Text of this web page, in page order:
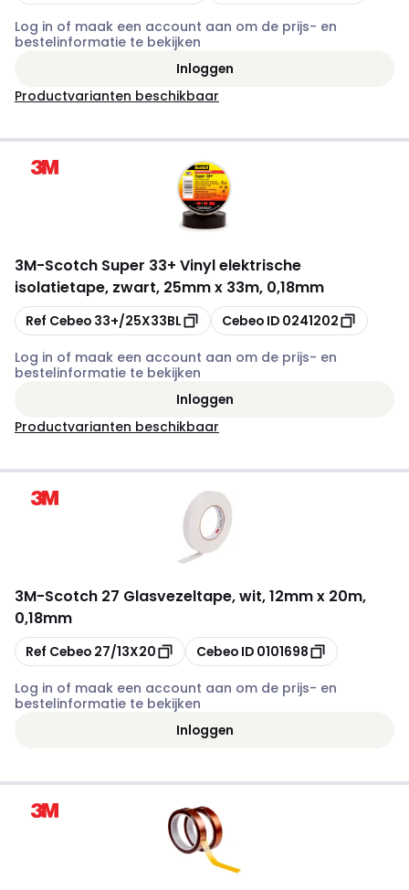
Log in of maak een account aan om de prijs- en
bestelinformatie te bekijken
Inloggen
Productvarianten beschikbaar
3M-Scotch Super 33+ Vinyl elektrische
isolatietape, zwart, 25mm x 33m, 0,18mm
Kopiëren
Ref Cebeo 33+/25X33BL Kopiëren
Cebeo ID 0241202
Log in of maak een account aan om de prijs- en
bestelinformatie te bekijken
Inloggen
Productvarianten beschikbaar
3M-Scotch 27 Glasvezeltape, wit, 12mm x 20m,
0,18mm
Kopiëren
Ref Cebeo 27/13X20 Kopiëren
Cebeo ID 0101698
Log in of maak een account aan om de prijs- en
bestelinformatie te bekijken
Inloggen